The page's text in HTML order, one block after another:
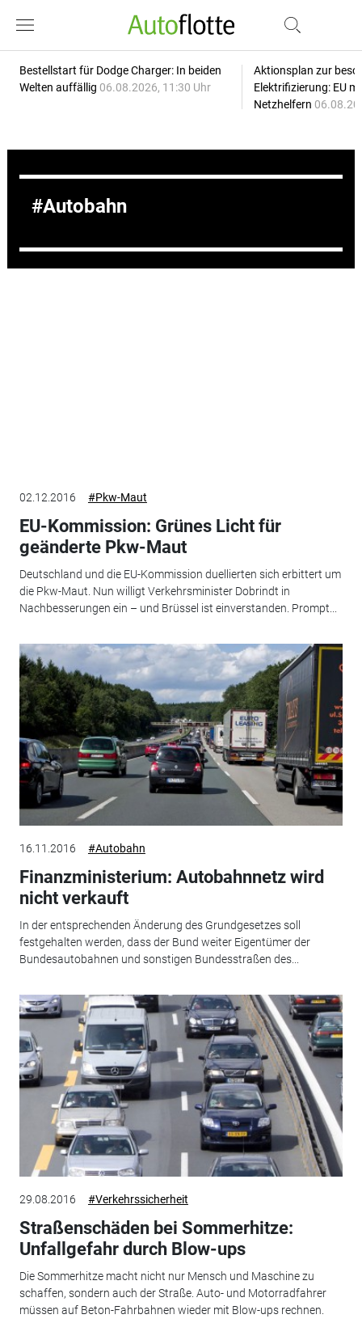
Bestellstart für Dodge Charger: In beiden
Welten auffällig 06.08.2026, 11:30 Uhr
Aktionsplan zur
Elektrifizierung: EU
Netzhelfern
Autobahn
02.12.2016 #Pkw-Maut
EU-Kommission: Grünes Licht für
geänderte Pkw-Maut
Deutschland und die EU-Kommission duellierten sich erbittert um
die Pkw-Maut. Nun willigt Verkehrsminister Dobrindt in
Nachbesserungen ein – und Brüssel ist einverstanden. Prompt...
16.11.2016 #Autobahn
Finanzministerium: Autobahnnetz wird
nicht verkauft
In der entsprechenden Änderung des Grundgesetzes soll
festgehalten werden, dass der Bund weiter Eigentümer der
Bundesautobahnen und sonstigen Bundesstraßen des...
29.08.2016 #Verkehrssicherheit
Straßenschäden bei Sommerhitze:
Unfallgefahr durch Blow-ups
Die Sommerhitze macht nicht nur Mensch und Maschine zu
schaffen, sondern auch der Straße. Auto- und Motorradfahrer
müssen auf Beton-Fahrbahnen wieder mit Blow-ups rechnen.